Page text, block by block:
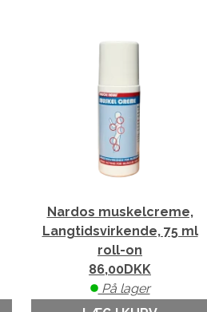
Nardos muskelcreme,
Langtidsvirkende, 75 ml
roll-on
86,00DKK
På lager